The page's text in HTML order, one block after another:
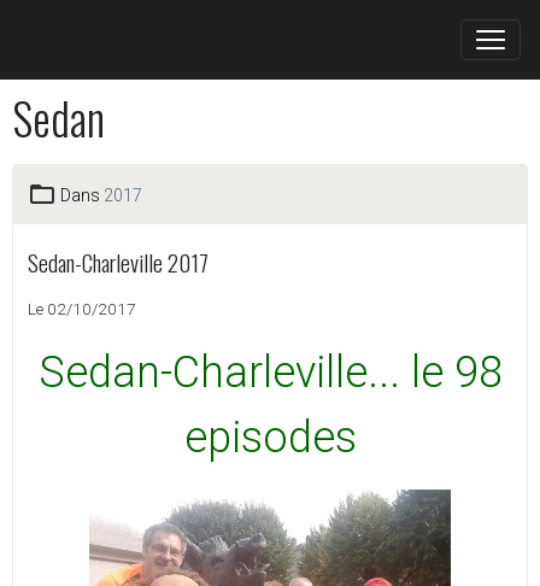
Sedan
Dans 2017
Sedan-Charleville 2017
Le 02/10/2017
Sedan-Charleville... le 98
episodes